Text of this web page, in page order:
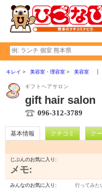
キレイ 美容室・理容室 美容室
ギフトヘアサロン
gift hair salon
096-312-3789
基本情報 クチコミ ク
じぶんのお気に入り:
メモ:
みんなのお気に入り: 行ってみた